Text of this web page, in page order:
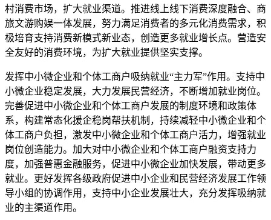
村消费市场，扩大就业渠道。推进线上线下消费深度融合、商
旅文游购娱一体发展，努力满足消费者的多元化消费需求，积
极培育支持消费新模式新业态，创造更多就业增长点。营造安
全友好的消费环境，为扩大就业提供坚实支撑。
发挥中小微企业和个体工商户吸纳就业“主力军”作用。支持中
小微企业稳定发展，大力发展民营经济，不断增加就业岗位。
完善促进中小微企业和个体工商户发展的制度环境和政策体
系，构建常态化援企稳岗帮扶机制，持续减轻中小微企业和个
体工商户负担，激发中小微企业和个体工商户活力，增强就业
岗位创造能力。加大对中小微企业和个体工商户融资支持力
度，加强普惠金融服务，促进中小微企业加快发展，带动更多
就业。更好发挥各级政府促进中小企业和民营经济发展工作领
导小组的协调作用，支持中小企业发展壮大，充分发挥吸纳就
业的主渠道作用。